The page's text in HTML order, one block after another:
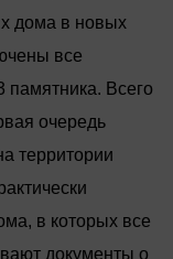
дома в новых
все
Всего
очередь
территории
в которых все
документы о